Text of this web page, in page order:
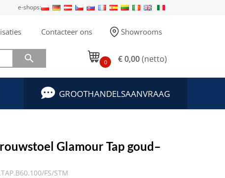
e-shops:
Contacteer ons Showrooms
 0 € 0,00(netto)
GROOTHANDELSAANVRAAG
Glamour Tap goud–
FS/STM